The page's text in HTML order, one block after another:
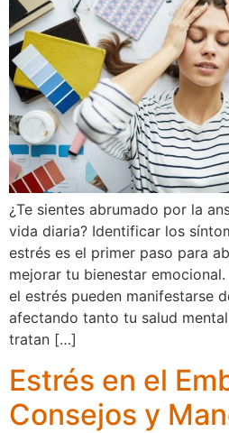
¿Te sientes abrumado por la
vida diaria? Identificar los
estrés es el primer paso para
mejorar tu bienestar
el estrés pueden manifestarse
afectando tanto tu salud
tratan […]
Estrés en el
Consejos y